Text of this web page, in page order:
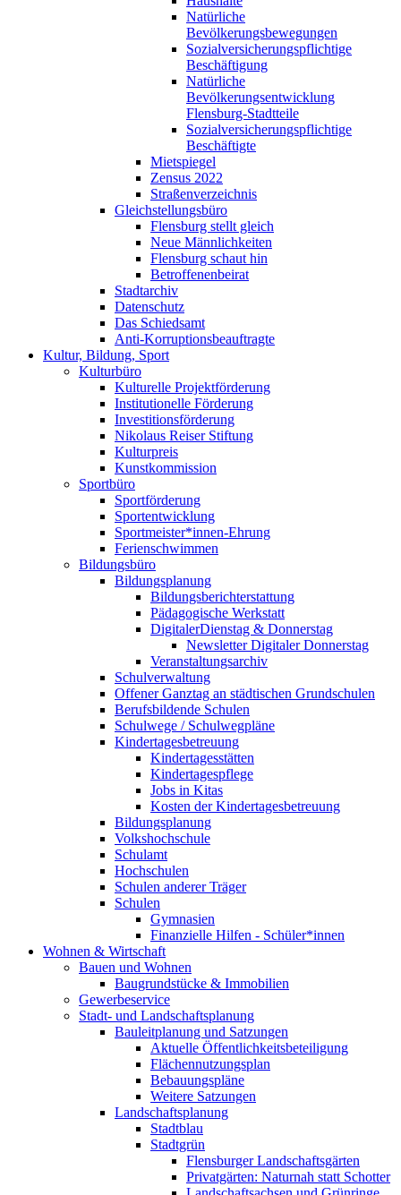
Natürliche
Bevölkerungsbewegungen
Sozialversicherungspflichtige
Beschäftigung
Natürliche
Bevölkerungsentwicklung
Flensburg-Stadtteile
Sozialversicherungspflichtige
Beschäftigte
Mietspiegel
Zensus 2022
Straßenverzeichnis
Gleichstellungsbüro
Flensburg stellt gleich
Neue Männlichkeiten
Flensburg schaut hin
Betroffenenbeirat
Stadtarchiv
Datenschutz
Das Schiedsamt
Anti-Korruptionsbeauftragte
Kultur, Bildung, Sport
Kulturbüro
Kulturelle Projektförderung
Institutionelle Förderung
Investitionsförderung
Nikolaus Reiser Stiftung
Kulturpreis
Kunstkommission
Sportbüro
Sportförderung
Sportentwicklung
Sportmeister*innen-Ehrung
Ferienschwimmen
Bildungsbüro
Bildungsplanung
Bildungsberichterstattung
Pädagogische Werkstatt
DigitalerDienstag & Donnerstag
Newsletter Digitaler Donnerstag
Veranstaltungsarchiv
Schulverwaltung
Offener Ganztag an städtischen Grundschulen
Berufsbildende Schulen
Schulwege / Schulwegpläne
Kindertagesbetreuung
Kindertagesstätten
Kindertagespflege
Jobs in Kitas
Kosten der Kindertagesbetreuung
Bildungsplanung
Volkshochschule
Schulamt
Hochschulen
Schulen anderer Träger
Schulen
Gymnasien
Finanzielle Hilfen - Schüler*innen
Wohnen & Wirtschaft
Bauen und Wohnen
Baugrundstücke & Immobilien
Gewerbeservice
Stadt- und Landschaftsplanung
Bauleitplanung und Satzungen
Aktuelle Öffentlichkeitsbeteiligung
Flächennutzungsplan
Bebauungspläne
Weitere Satzungen
Landschaftsplanung
Stadtblau
Stadtgrün
Flensburger Landschaftsgärten
Privatgärten: Naturnah statt Schotter